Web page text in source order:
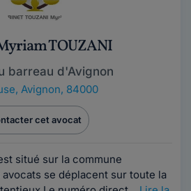
TOUZANI
barreau d'Avignon
, Avignon, 84000
cet avocat
situé sur la commune
avocats se déplacent sur toute la